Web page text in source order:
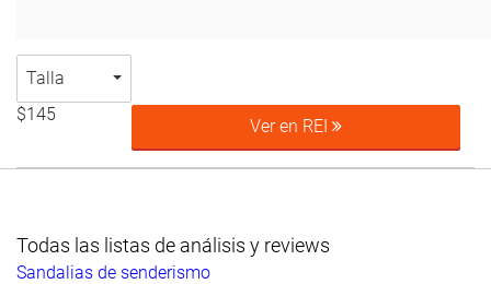
Talla
$145
Ver en REI
Todas las listas de análisis y reviews
Sandalias de senderismo